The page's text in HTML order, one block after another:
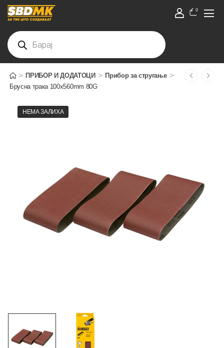
0
> ПРИБОР И ДОДАТОЦИ > Прибор за стругање >
Брусна трака 100x560mm 80G
НЕМА ЗАЛИХА